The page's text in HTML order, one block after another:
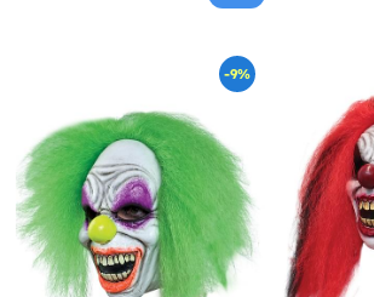
-9%